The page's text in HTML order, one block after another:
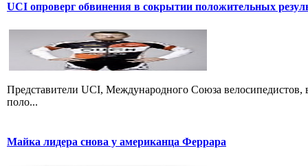
UCI опроверг обвинения в сокрытии положительных
Представители UCI, Международного Союза
поло...
Майка лидера снова у американца Феррара